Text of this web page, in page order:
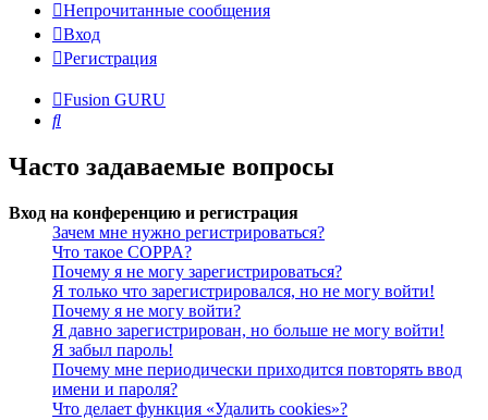
Непрочитанные сообщения
Вход
Регистрация
Fusion GURU
Поиск
Часто задаваемые вопросы
Вход на конференцию и регистрация
Зачем мне нужно регистрироваться?
Что такое COPPA?
Почему я не могу зарегистрироваться?
Я только что зарегистрировался, но не могу войти!
Почему я не могу войти?
Я давно зарегистрирован, но больше не могу войти!
Я забыл пароль!
Почему мне периодически приходится повторять ввод
имени и пароля?
Что делает функция «Удалить cookies»?